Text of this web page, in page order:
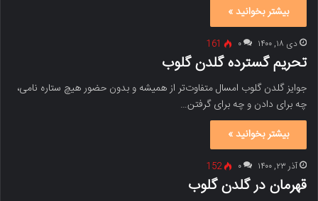
بیشتر بخوانید »
دی ۱۸, ۱۴۰۰ ۰ 161
تحریم گسترده گلدن گلوب
جوایز گلدن گلوب امسال متفاوت‌تر از همیشه و بدون حضور هیچ ستاره‌ نامی،
چه برای دادن و چه برای گرفتن…
بیشتر بخوانید »
آذر ۲۳, ۱۴۰۰ ۰ 152
قهرمان در گلدن گلوب